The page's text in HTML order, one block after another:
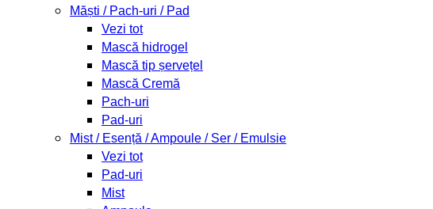
Măști / Pach-uri / Pad
Vezi tot
Mască hidrogel
Mască tip șervețel
Mască Cremă
Pach-uri
Pad-uri
Mist / Esență / Ampoule / Ser / Emulsie
Vezi tot
Pad-uri
Mist